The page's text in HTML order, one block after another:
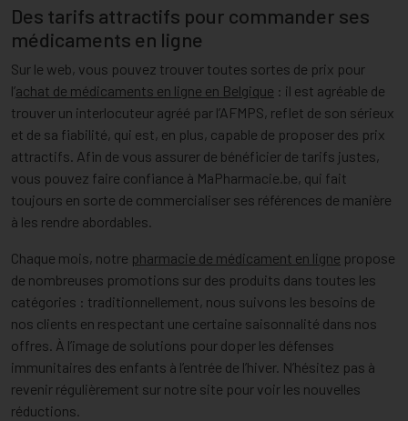
Des tarifs attractifs pour commander ses
médicaments en ligne
Sur le web, vous pouvez trouver toutes sortes de prix pour
l’achat de médicaments en ligne en Belgique : il est agréable de
trouver un interlocuteur agréé par l’AFMPS, reflet de son sérieux
et de sa fiabilité, qui est, en plus, capable de proposer des prix
attractifs. Afin de vous assurer de bénéficier de tarifs justes,
vous pouvez faire confiance à MaPharmacie.be, qui fait
toujours en sorte de commercialiser ses références de manière
à les rendre abordables.
Chaque mois, notre pharmacie de médicament en ligne propose
de nombreuses promotions sur des produits dans toutes les
catégories : traditionnellement, nous suivons les besoins de
nos clients en respectant une certaine saisonnalité dans nos
offres. À l’image de solutions pour doper les défenses
immunitaires des enfants à l’entrée de l’hiver. N’hésitez pas à
revenir régulièrement sur notre site pour voir les nouvelles
réductions.